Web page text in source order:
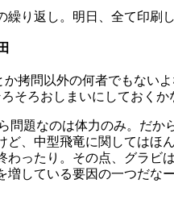
り返し。明日、全て印刷
拷問以外の何者でもない
そろおしまいにしておくか
問題なのは体力のみ。だ
ど、中型飛竜に関してはほ
わったり。その点、グラビ
している要因の一つだなー